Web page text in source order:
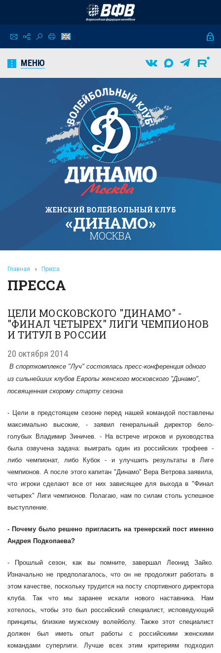
МЕНЮ
ЖЕНСКИЙ ВОЛЕЙБОЛЬНЫЙ КЛУБ
«ДИНАМО»
МОСКВА
Главная » Пресса
ПРЕССА
ЦЕЛИ МОСКОВСКОГО "ДИНАМО" -
"ФИНАЛ ЧЕТЫРЕХ" ЛИГИ ЧЕМПИОНОВ
И ТИТУЛ В РОССИИ
20 октября 2014
В спорткомплексе "Луч" состоялась пресс-конференция одного
из сильнейших клубов Европы женского московского "Динамо",
посвященная скорому старту сезона
- Цели в предстоящем сезоне перед нашей командой поставлены
максимально высокие, - заявил генеральный директор бело-
голубых Владимир Зиничев. - На встрече игроков и руководства
была озвучена задача: выиграть один из российских трофеев -
либо чемпионат, либо Кубок - и улучшить результаты в Лиге
чемпионов. А после этого капитан "Динамо" Вера Ветрова заявила,
что игроки сделают все от них зависящее для выхода в "Финал
четырех" Лиги чемпионов. Полагаю, нам по силам столь успешное
выступление.
- Почему было решено пригласить на тренерский пост именно
Андрея Подкопаева?
- Прошлый сезон, как вы помните, завершал Леонид Зайко.
Изначально не предполагалось, что он не продолжит работать в
этом качестве, поскольку трудится на посту спортивного директора
клуба. Так что мы заранее искали нового наставника. Нам
хотелось, чтобы это был российский специалист, исповедующий
принципы, близкие мужскому волейболу. Также этот специалист
должен был иметь опыт работы с российскими женскими
командами суперлиги. Лучше всех этим критериям подходил